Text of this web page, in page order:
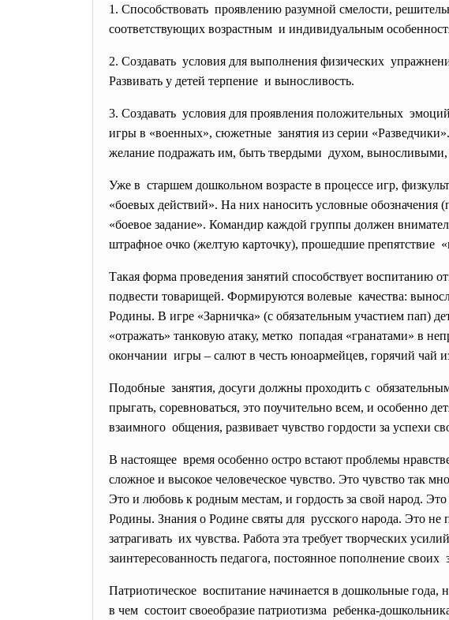
1. Способствовать проявлению разумной смелости,
соответствующих возрастным и индивидуальным
2. Создавать условия для выполнения физических
Развивать у детей терпение и выносливость.
3. Создавать условия для проявления положительных
игры в «военных», сюжетные занятия из серии
желание подражать им, быть твердыми духом,
Уже в старшем дошкольном возрасте в процессе игр,
«боевых действий». На них наносить условные
«боевое задание». Командир каждой группы должен
штрафное очко (желтую карточку), прошедшие препятствие
Такая форма проведения занятий способствует воспитанию
подвести товарищей. Формируются волевые качества:
Родины. В игре «Зарничка» (с обязательным участием пап)
«отражать» танковую атаку, метко попадая «гранатами» в
окончании игры – салют в честь юноармейцев, горячий чай
Подобные занятия, досуги должны проходить с
прыгать, соревноваться, это поучительно всем, и особенно
взаимного общения, развивает чувство гордости за успехи
В настоящее время особенно остро встают проблемы
сложное и высокое человеческое чувство. Это чувство так
Это и любовь к родным местам, и гордость за свой народ.
Родины. Знания о Родине святы для русского народа. Это
затрагивать их чувства. Работа эта требует творческих
заинтересованность педагога, постоянное пополнение своих
Патриотическое воспитание начинается в дошкольные года,
в чем состоит своеобразие патриотизма ребенка-